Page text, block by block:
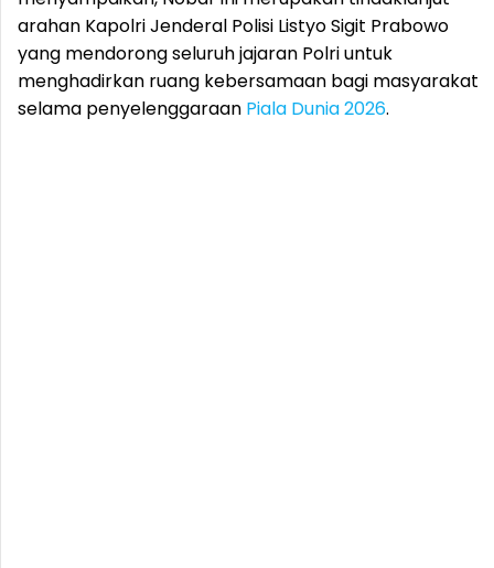
arahan Kapolri Jenderal Polisi Listyo Sigit Prabowo
yang mendorong seluruh jajaran Polri untuk
menghadirkan ruang kebersamaan bagi masyarakat
selama penyelenggaraan Piala Dunia 2026.